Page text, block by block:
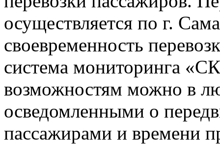
осуществляется по г.
своевременность
система мониторинга
возможностям можно в
осведомленными о
пассажирами и времени